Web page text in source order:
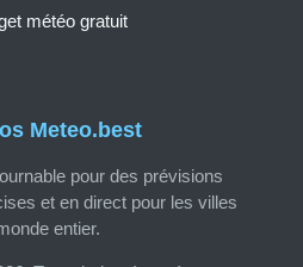
Meteo.best
pour des prévisions
et en direct pour les villes
entier.
météo gratuit